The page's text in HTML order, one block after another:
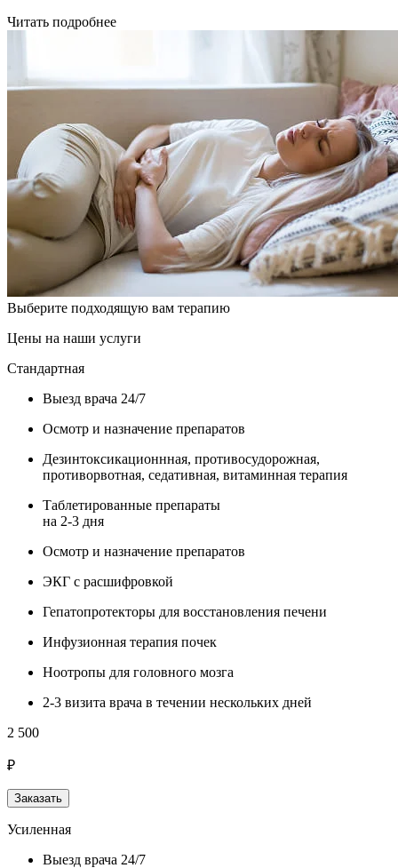
Читать подробнее
Выберите подходящую вам терапию
Цены на наши услуги
Стандартная
Выезд врача 24/7
Осмотр и назначение препаратов
Дезинтоксикационнная, противосудорожная,
противорвотная, седативная, витаминная терапия
Таблетированные препараты
на 2-3 дня
Осмотр и назначение препаратов
ЭКГ с расшифровкой
Гепатопротекторы для восстановления печени
Инфузионная терапия почек
Ноотропы для головного мозга
2-3 визита врача в течении нескольких дней
2 500
₽
Заказать
Усиленная
Выезд врача 24/7